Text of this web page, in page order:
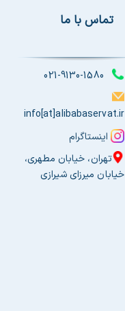
تماس با ما
021-9130-1580
info[at]alibabaservat.ir
اینستاگرام
تهران، خیابان مطهری،
خیابان میرزای شیرازی